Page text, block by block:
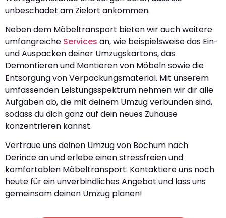
unbeschadet am Zielort ankommen.
Neben dem Möbeltransport bieten wir auch weitere
umfangreiche Services an, wie beispielsweise das Ein-
und Auspacken deiner Umzugskartons, das
Demontieren und Montieren von Möbeln sowie die
Entsorgung von Verpackungsmaterial. Mit unserem
umfassenden Leistungsspektrum nehmen wir dir alle
Aufgaben ab, die mit deinem Umzug verbunden sind,
sodass du dich ganz auf dein neues Zuhause
konzentrieren kannst.
Vertraue uns deinen Umzug von Bochum nach
Derince an und erlebe einen stressfreien und
komfortablen Möbeltransport. Kontaktiere uns noch
heute für ein unverbindliches Angebot und lass uns
gemeinsam deinen Umzug planen!